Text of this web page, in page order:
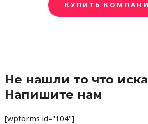
КУПИТЬ
Не нашли то что
Напишите нам
[wpforms id="104"]